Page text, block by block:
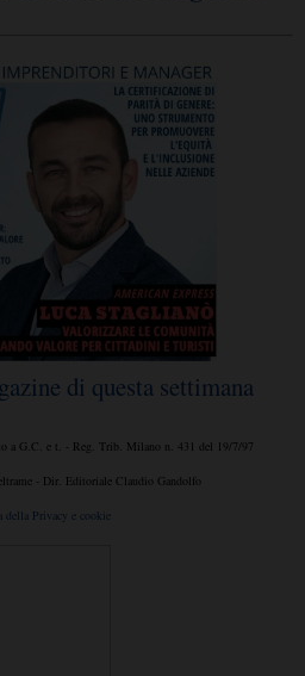
di questa settimana
a G.C. e t. - Reg. Trib. Milano n. 431 del 19/7/97
- Dir. Editoriale Claudio Gandolfo
della Privacy e cookie